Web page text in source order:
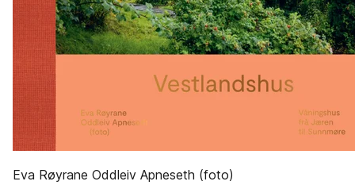
Eva Røyrane Oddleiv Apneseth (foto)